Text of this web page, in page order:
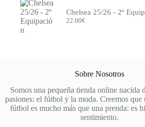
Napoli
Newcastle
Nottingham Forest
Olympique de Marsella
Porto
Portugal
PSG
Chelsea 25/26 - 2º
22.00€
Sobre Nosotros
Somos una pequeña tienda online nacida
pasiones: el fútbol y la moda. Creemos que
fútbol es mucho más que una prenda: es
sentimiento.